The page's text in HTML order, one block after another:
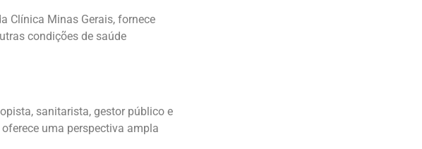
Clínica Minas Gerais, fornece
condições de saúde
sanitarista, gestor público e
uma perspectiva ampla